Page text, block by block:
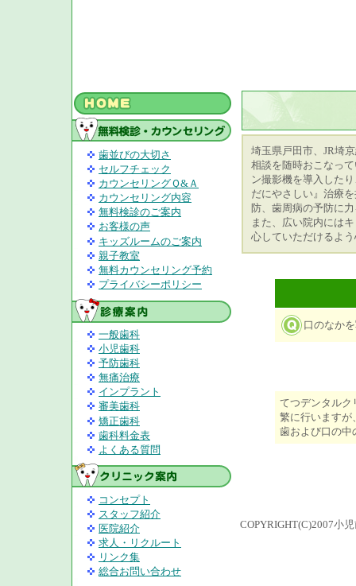
歯並びの大切さ
セルフチェック
カウンセリングＱ&Ａ
カウンセリング内容
無料検診のご案内
お客様の声
キッズルームのご案内
親子教室
無料カウンセリング予約
プライバシーポリシー
一般歯科
小児歯科
予防歯科
無痛治療
インプラント
審美歯科
矯正歯科
歯科料金表
よくある質問
コンセプト
スタッフ紹介
医院紹介
求人・リクルート
リンク集
総合お問い合わせ
埼玉県戸田市、JR埼
相談を随時おこなっ
ン撮影機を導入した
だにやさしい』治療
防、歯周病の予防に
また、広い院内には
心していただけるよ
口のなか
てつデンタルク
繁に行いますが
歯および口の中
COPYRIGHT(C)2007小